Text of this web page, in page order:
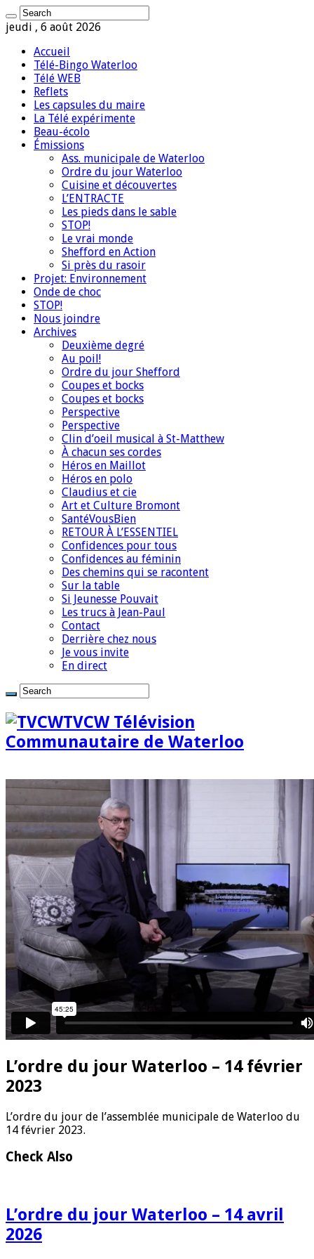
jeudi , 6 août 2026
Accueil
Télé-Bingo Waterloo
Télé WEB
Reflets
Les capsules du maire
La Télé expérimente
Beau-écolo
Émissions
Ass. municipale de Waterloo
Ordre du jour Waterloo
Cuisine et découvertes
L’ENTRACTE
Les pieds dans le sable
STOP!
Le vrai monde
Shefford en Action
Si près du rasoir
Projet: Environnement
Onde de choc
STOP!
Nous joindre
Archives
Deuxième degré
Au poil!
Ordre du jour Shefford
Coupes et bocks
Coupes et bocks
Perspective
Perspective
Clin d’oeil musical à St-Matthew
À chacun ses cordes
Héros en Maillot
Héros en polo
Claudius et cie
Art et Culture Bromont
SantéVousBien
RETOUR À L’ESSENTIEL
Confidences pour tous
Confidences au féminin
Des chemins qui se racontent
Sur la table
Si Jeunesse Pouvait
Les trucs à Jean-Paul
Contact
Derrière chez nous
Je vous invite
En direct
TVCW Télévision
Communautaire de Waterloo
L’ordre du jour Waterloo – 14 février
2023
L’ordre du jour de l’assemblée municipale de Waterloo du
14 février 2023.
Check Also
L’ordre du jour Waterloo – 14 avril
2026